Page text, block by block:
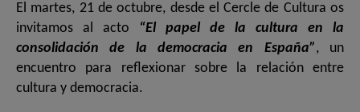
El martes, 21 de octubre, desde el Cercle de Cultura os
invitamos al acto
“El papel de la cultura en la
consolidación de la democracia en España”, un
encuentro para reflexionar sobre la relación entre
cultura y democracia.